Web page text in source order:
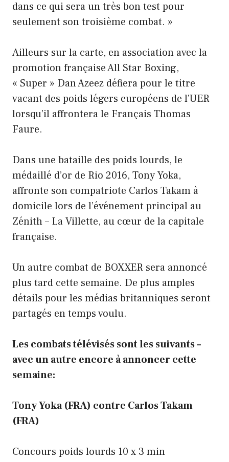
dans ce qui sera un très bon test pour
seulement son troisième combat. »
Ailleurs sur la carte, en association avec la
promotion française All Star Boxing,
« Super » Dan Azeez défiera pour le titre
vacant des poids légers européens de l’UER
lorsqu’il affrontera le Français Thomas
Faure.
Dans une bataille des poids lourds, le
médaillé d’or de Rio 2016, Tony Yoka,
affronte son compatriote Carlos Takam à
domicile lors de l’événement principal au
Zénith – La Villette, au cœur de la capitale
française.
Un autre combat de BOXXER sera annoncé
plus tard cette semaine. De plus amples
détails pour les médias britanniques seront
partagés en temps voulu.
Les combats télévisés sont les suivants –
avec un autre encore à annoncer cette
semaine:
Tony Yoka (FRA) contre Carlos Takam
(FRA)
Concours poids lourds 10 x 3 min